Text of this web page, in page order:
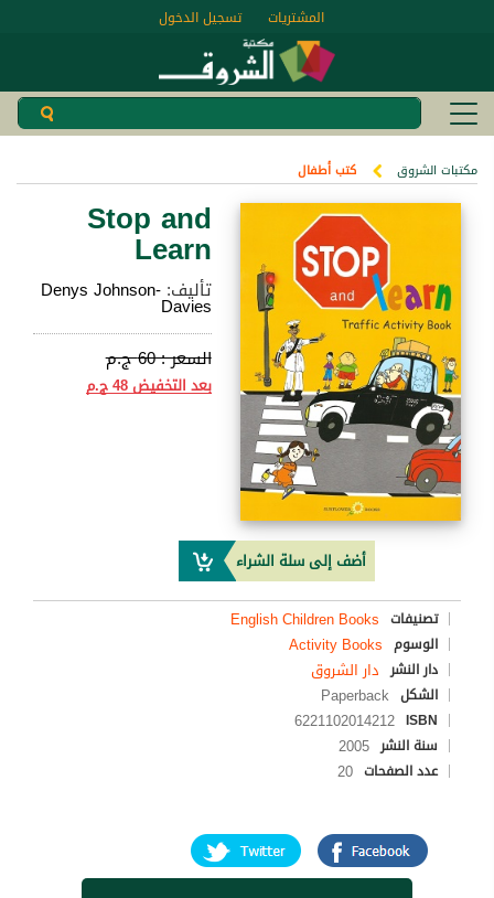
تسجيل الدخول المشتريات
مكتبات الشروق كتب أطفال
Stop and
Learn
تأليف:Denys Johnson-
Davies
السعر :60 ج.م
بعد التخفيض48 ج.م
أضف إلى سلة الشراء
تصنيفات English Children Books
الوسوم Activity Books
دار النشر دار الشروق
الشكل Paperback
ISBN
6221102014212
سنة النشر 2005
عدد الصفحات 20